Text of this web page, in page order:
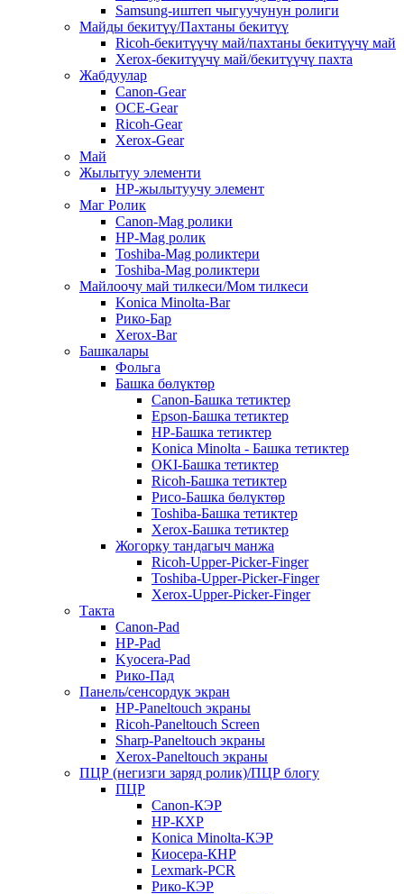
Samsung-иштеп чыгуучунун ролиги
Майды бекитүү/Пахтаны бекитүү
Ricoh-бекитүүчү май/пахтаны бекитүүчү май
Xerox-бекитүүчү май/бекитүүчү пахта
Жабдуулар
Canon-Gear
OCE-Gear
Ricoh-Gear
Xerox-Gear
Май
Жылытуу элементи
HP-жылытуучу элемент
Маг Ролик
Canon-Mag ролики
HP-Mag ролик
Toshiba-Mag роликтери
Toshiba-Mag роликтери
Майлоочу май тилкеси/Мом тилкеси
Konica Minolta-Bar
Рико-Бар
Xerox-Bar
Башкалары
Фольга
Башка бөлүктөр
Canon-Башка тетиктер
Epson-Башка тетиктер
HP-Башка тетиктер
Konica Minolta - Башка тетиктер
OKI-Башка тетиктер
Ricoh-Башка тетиктер
Рисо-Башка бөлүктөр
Toshiba-Башка тетиктер
Xerox-Башка тетиктер
Жогорку тандагыч манжа
Ricoh-Upper-Picker-Finger
Toshiba-Upper-Picker-Finger
Xerox-Upper-Picker-Finger
Такта
Canon-Pad
HP-Pad
Kyocera-Pad
Рико-Пад
Панель/сенсордук экран
HP-Paneltouch экраны
Ricoh-Paneltouch Screen
Sharp-Paneltouch экраны
Xerox-Paneltouch экраны
ПЦР (негизги заряд ролик)/ПЦР блогу
ПЦР
Canon-КЭР
HP-КХР
Konica Minolta-КЭР
Киосера-КНР
Lexmark-PCR
Рико-КЭР